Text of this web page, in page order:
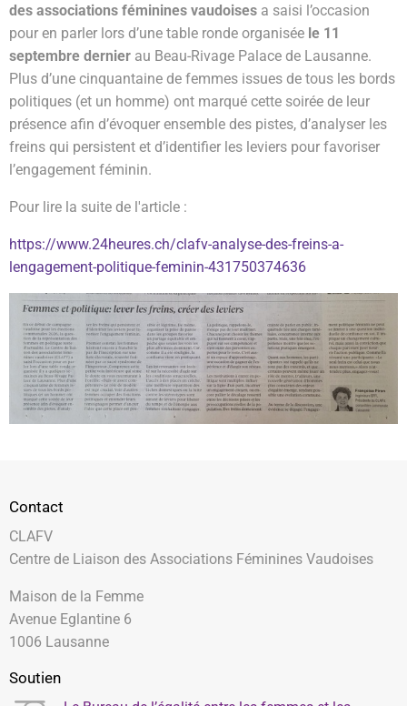
des associations féminines vaudoises a saisi l’occasion
pour en parler lors d’une table ronde organisée le 11
septembre dernier au Beau-Rivage Palace de Lausanne.
Plus d’une cinquantaine de femmes issues de tous les bords
politiques (et un homme) ont marqué cette soirée de leur
présence afin d’évoquer ensemble des pistes, d’analyser les
freins qui persistent et d’identifier les leviers pour favoriser
l’engagement féminin.
Pour lire la suite de l'article :
https://www.24heures.ch/clafv-analyse-des-freins-a-
lengagement-politique-feminin-431750374636
Contact
CLAFV
Centre de Liaison des Associations Féminines Vaudoises
Maison de la Femme
Avenue Eglantine 6
1006 Lausanne
Soutien